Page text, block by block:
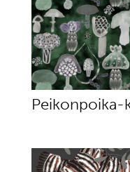
Peikonpoika-